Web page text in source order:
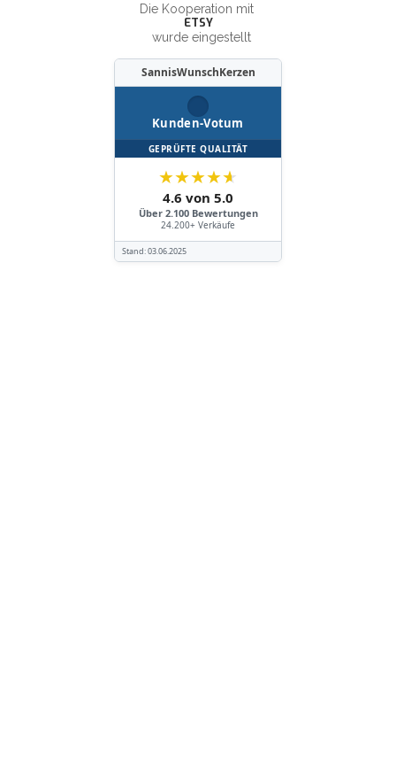
Die Kooperation mit
ETSY
wurde eingestellt
SannisWunschKerzen
Kunden-Votum
GEPRÜFTE QUALITÄT
★★★★★
4.6 von 5.0
Über 2.100 Bewertungen
24.200+ Verkäufe
Stand:03.06.2025